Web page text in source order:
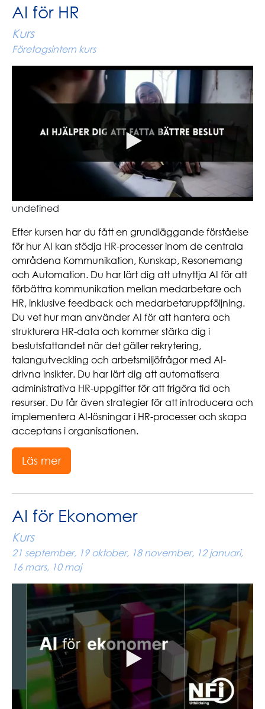
AI för HR
Kurs
Företagsintern kurs
undefined
Efter kursen har du fått en grundläggande förståelse
för hur AI kan stödja HR-processer inom de centrala
områdena Kommunikation, Kunskap, Resonemang
och Automation. Du har lärt dig att utnyttja AI för att
förbättra kommunikation mellan medarbetare och
HR, inklusive feedback och medarbetaruppföljning.
Du vet hur man använder AI för att hantera och
strukturera HR-data och kommer stärka dig i
beslutsfattandet när det gäller rekrytering,
talangutveckling och arbetsmiljöfrågor med AI-
drivna insikter. Du har lärt dig att automatisera
administrativa HR-uppgifter för att frigöra tid och
resurser. Du får även strategier för att introducera och
implementera AI-lösningar i HR-processer och skapa
acceptans i organisationen.
Läs mer
AI för Ekonomer
Kurs
21 september, 19 oktober, 18 november, 12 januari,
16 mars, 10 maj